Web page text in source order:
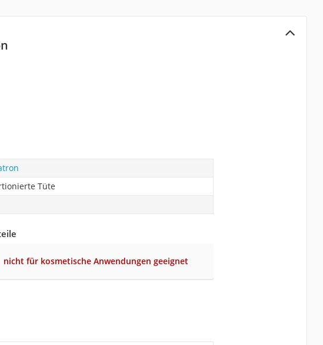
Tüte
nicht für kosmetische Anwendungen geeignet